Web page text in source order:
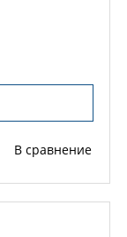
В сравнение